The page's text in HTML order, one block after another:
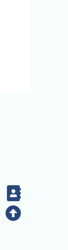
Contact